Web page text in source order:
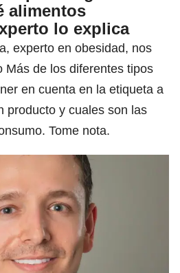
alimentos
lo explica
experto en obesidad, nos
Más de los diferentes tipos
en cuenta en la etiqueta a
producto y cuales son las
Tome nota.